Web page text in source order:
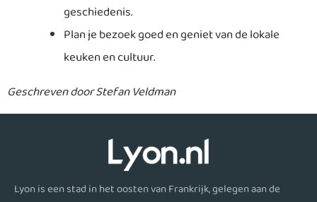
geschiedenis.
Plan je bezoek goed en geniet van de lokale
keuken en cultuur.
Geschreven door Stefan Veldman
Lyon is een stad in het oosten van Frankrijk, gelegen aan de